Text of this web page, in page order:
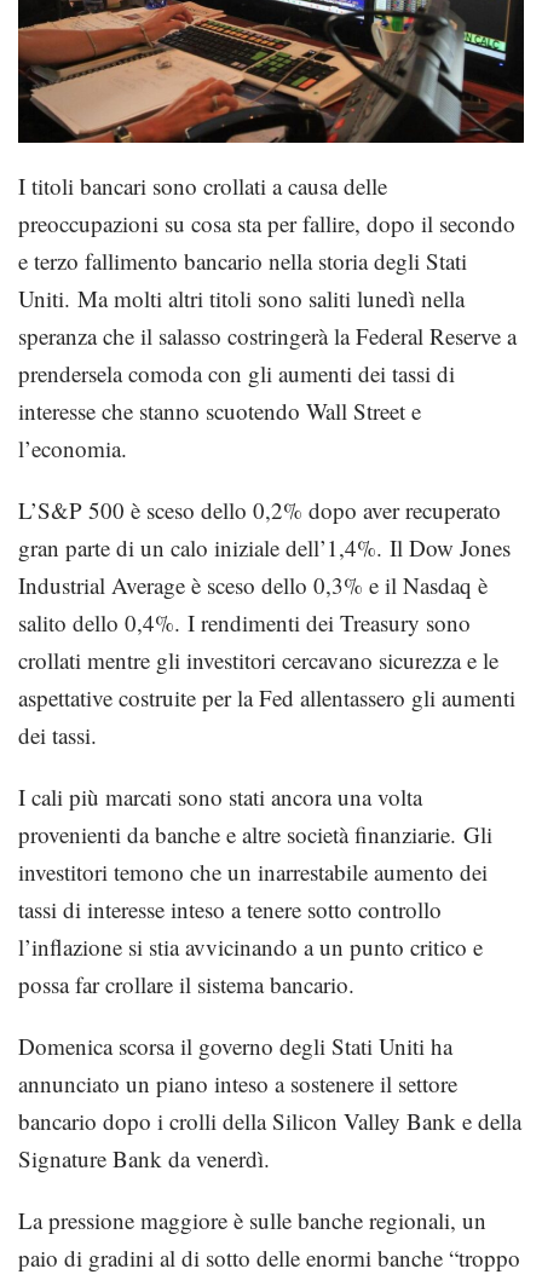
I titoli bancari sono crollati a causa delle
preoccupazioni su cosa sta per fallire, dopo il secondo
e terzo fallimento bancario nella storia degli Stati
Uniti. Ma molti altri titoli sono saliti lunedì nella
speranza che il salasso costringerà la Federal Reserve a
prendersela comoda con gli aumenti dei tassi di
interesse che stanno scuotendo Wall Street e
l’economia.
L’S&P 500 è sceso dello 0,2% dopo aver recuperato
gran parte di un calo iniziale dell’1,4%. Il Dow Jones
Industrial Average è sceso dello 0,3% e il Nasdaq è
salito dello 0,4%. I rendimenti dei Treasury sono
crollati mentre gli investitori cercavano sicurezza e le
aspettative costruite per la Fed allentassero gli aumenti
dei tassi.
I cali più marcati sono stati ancora una volta
provenienti da banche e altre società finanziarie. Gli
investitori temono che un inarrestabile aumento dei
tassi di interesse inteso a tenere sotto controllo
l’inflazione si stia avvicinando a un punto critico e
possa far crollare il sistema bancario.
Domenica scorsa il governo degli Stati Uniti ha
annunciato un piano inteso a sostenere il settore
bancario dopo i crolli della Silicon Valley Bank e della
Signature Bank da venerdì.
La pressione maggiore è sulle banche regionali, un
paio di gradini al di sotto delle enormi banche “troppo